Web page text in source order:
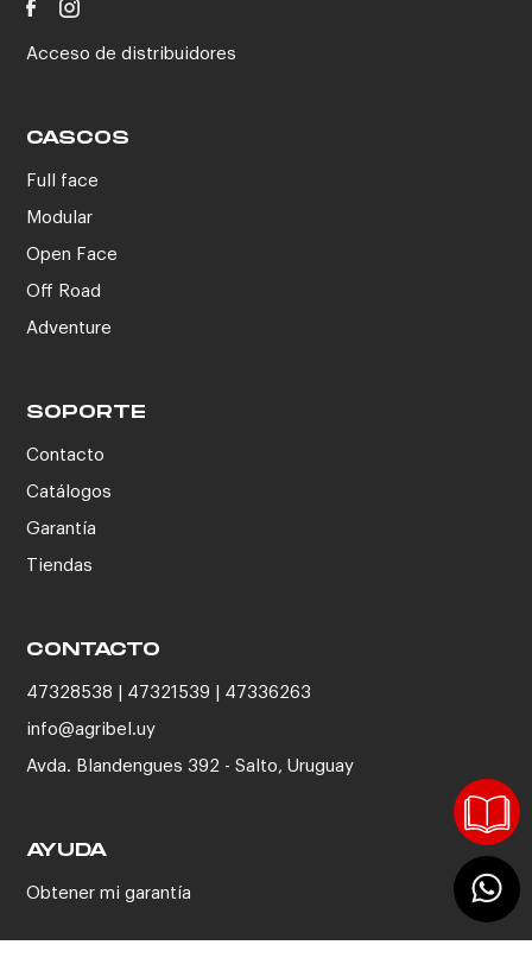
Acceso de distribuidores
CASCOS
Full face
Modular
Open Face
Off Road
Adventure
SOPORTE
Contacto
Catálogos
Garantía
Tiendas
CONTACTO
47328538 | 47321539 | 47336263
info@agribel.uy
Avda. Blandengues 392 - Salto, Uruguay
AYUDA
Obtener mi garantía